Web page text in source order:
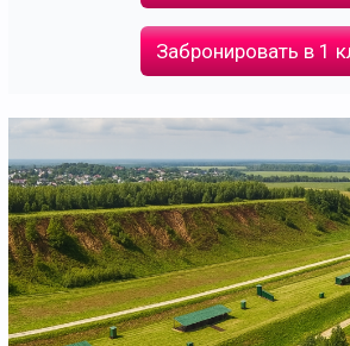
Забронировать в 1